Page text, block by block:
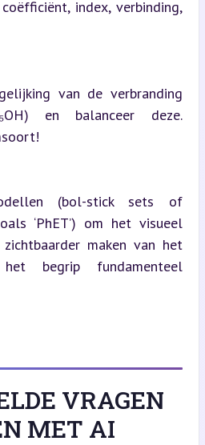
van de verbranding
en balanceer deze.
(bol-stick sets of
‘PhET’) om het visueel
maken van het
begrip fundamenteel
VRAGEN
MET AI